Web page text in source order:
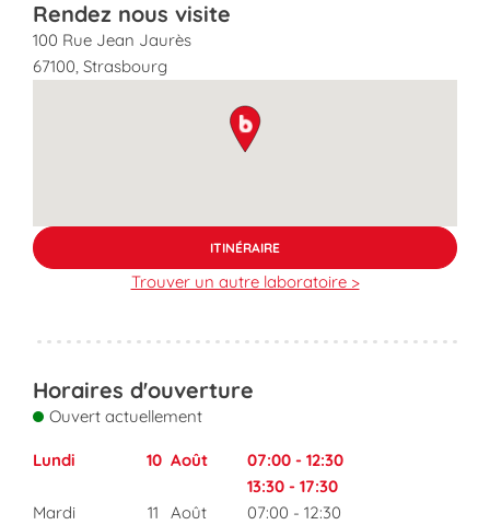
Rendez nous visite
100 Rue Jean Jaurès
67100, Strasbourg
map pin
ITINÉRAIRE
Trouver un autre laboratoire >
Horaires d'ouverture
Ouvert actuellement
Lundi 10 Août 07:00 - 12:30
13:30 - 17:30
Mardi
11 Août 07:00 - 12:30